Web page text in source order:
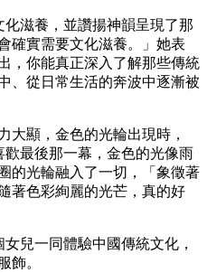
滋養，並讚揚神韻呈現了那
確實需要文化滋養。」她表
，你能真正深入了解那些傳統
、從日常生活的奔波中逐漸被
顯，金色的光輪出現時，
歡最後那一幕，金色的光像雨
的光輪融入了一切，「象徵著
著色彩絢麗的光芒，真的好
兒一同體驗中國傳統文化，
飾。